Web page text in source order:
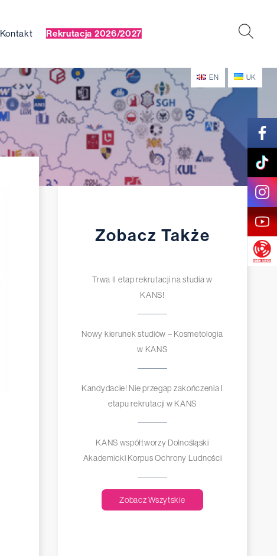
Kontakt Rekrutacja 2026/2027
EN UK
Zobacz Także
Trwa II etap rekrutacji na studia w
KANS!
Nowy kierunek studiów – Kosmetologia
w KANS
Kandydacie! Nie przegap zakończenia I
etapu rekrutacji w KANS
KANS współtworzy Dolnośląski
Akademicki Korpus Ochrony Ludności
Zobacz Wszytskie